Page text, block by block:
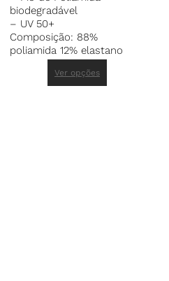
biodegradável
– UV 50+
Composição: 88%
poliamida 12% elastano
Ver opções